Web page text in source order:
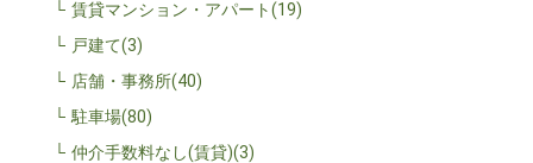
賃貸マンション・アパート(19)
戸建て(3)
店舗・事務所(40)
駐車場(80)
仲介手数料なし(賃貸)(3)